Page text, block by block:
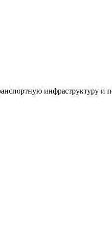
инфраструктуру и